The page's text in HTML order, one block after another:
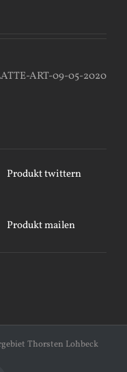
ART-09-05-2020
Produkt twittern
Produkt mailen
Thorsten Lohbeck